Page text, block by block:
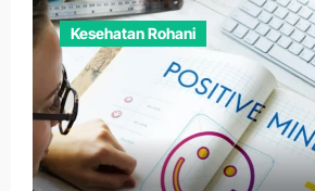
Kesehatan Rohani